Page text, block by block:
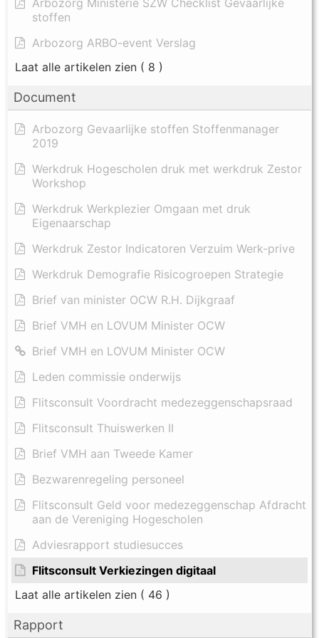
stoffen
Arbozorg ARBO-event Verslag
Laat alle artikelen zien ( 8 )
Document
Arbozorg Gevaarlijke stoffen Stoffenmanager
2019
Werkdruk Hogescholen druk met werkdruk Zestor
Workshop
Werkdruk Werkplezier Omgaan met druk
Eigenaarschap
Werkdruk Zestor Indicatoren Verzuim Werk-prive
Werkdruk Demografie Risicogroepen Strategie
Brief van minister OCW R.H. Dijkgraaf
Brief VMH en LOVUM Minister OCW
Brief VMH en LOVUM Minister OCW
Leden commissie onderwijs
Flitsconsult Voordracht medezeggenschapsraad
Flitsconsult Thuiswerken II
Brief VMH aan Tweede Kamer
Bezwarenregeling personeel
Flitsconsult Geld voor medezeggenschap Afdracht
aan de Vereniging Hogescholen
Adviesrapport studiesucces
Flitsconsult Verkiezingen digitaal
Laat alle artikelen zien ( 46 )
Rapport